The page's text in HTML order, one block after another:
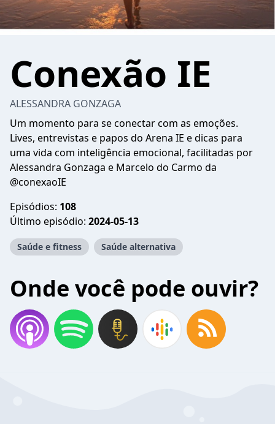
Conexão IE
ALESSANDRA GONZAGA
Um momento para se conectar com as emoções.
Lives, entrevistas e papos do Arena IE e dicas para
uma vida com inteligência emocional, facilitadas por
Alessandra Gonzaga e Marcelo do Carmo da
@conexaoIE
Episódios: 108
Último episódio: 2024-05-13
Saúde e fitness Saúde alternativa
Onde você pode ouvir?